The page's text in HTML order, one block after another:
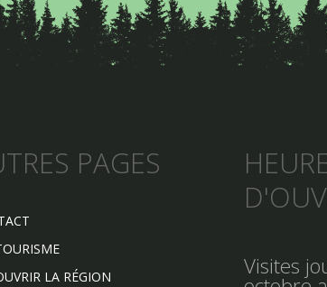
PAGES
LA RÉGION
Visites